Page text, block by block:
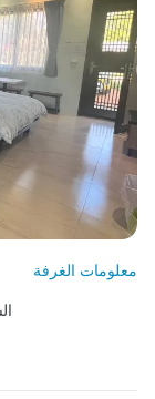
معلومات الغرفة